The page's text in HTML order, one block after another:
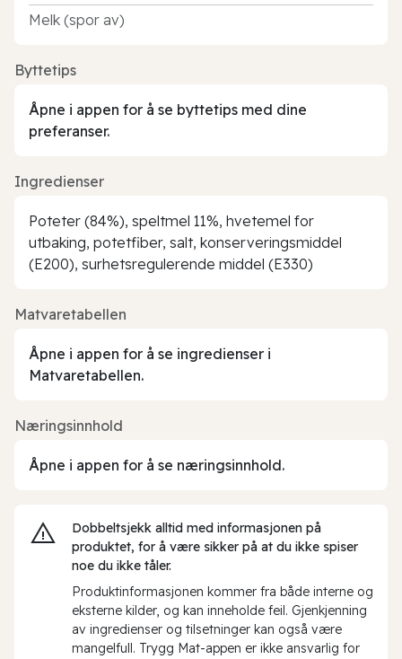
Melk (spor av)
Byttetips
Åpne i appen for å se byttetips med dine
preferanser.
Ingredienser
Poteter (84%), speltmel 11%, hvetemel for
utbaking, potetfiber, salt, konserveringsmiddel
(E200), surhetsregulerende middel (E330)
Matvaretabellen
Åpne i appen for å se ingredienser i
Matvaretabellen.
Næringsinnhold
Åpne i appen for å se næringsinnhold.
Dobbeltsjekk alltid med informasjonen på
produktet, for å være sikker på at du ikke spiser
noe du ikke tåler.
Produktinformasjonen kommer fra både interne og
eksterne kilder, og kan inneholde feil. Gjenkjenning
av ingredienser og tilsetninger kan også være
mangelfull. Trygg Mat-appen er ikke ansvarlig for